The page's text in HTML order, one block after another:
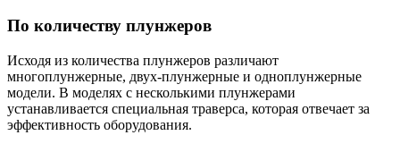
По количеству плунжеров
Исходя из количества плунжеров различают
многоплунжерные, двух-плунжерные и одноплунжерные
модели. В моделях с несколькими плунжерами
устанавливается специальная траверса, которая отвечает за
эффективность оборудования.